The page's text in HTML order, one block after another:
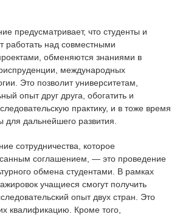
предусматривает, что студенты и
работать над совместными
обменяются знаниями в
международных
Это позволит университетам,
опыт друг друга, обогатить и
практику, и в тоже время
для дальнейшего развития.
сотрудничества, которое
соглашением, — это проведение
обмена студентами. В рамках
учащиеся смогут получить
опыт двух стран. Это
квалификацию. Кроме того,